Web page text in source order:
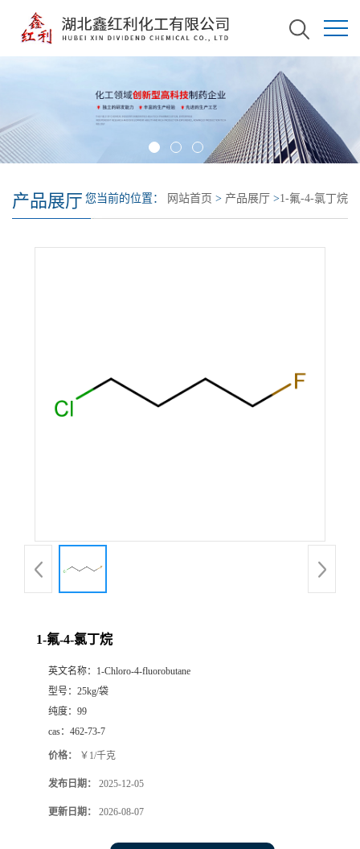
产品展厅 您当前的位置： 网站首页 > 产品展厅 >1-氟-4-氯丁烷
1-氟-4-氯丁烷
英文名称： 1-Chloro-4-fluorobutane
型号： 25kg/袋
纯度： 99
cas： 462-73-7
价格： ￥1/千克
发布日期： 2025-12-05
更新日期： 2026-08-07